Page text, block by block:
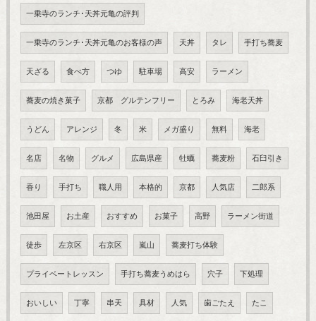
一乗寺のランチ･天丼元亀の評判
一乗寺のランチ･天丼元亀のお客様の声 天丼 タレ 手打ち蕎麦
天ざる 食べ方 つゆ 駐車場 高安 ラーメン
蕎麦の焼き菓子 京都 グルテンフリー とろみ 海老天丼
うどん アレンジ 冬 米 メガ盛り 無料 海老
名店 名物 グルメ 広島県産 牡蠣 蕎麦粉 石臼引き
香り 手打ち 職人用 本格的 京都 人気店 二郎系
池田屋 お土産 おすすめ お菓子 高野 ラーメン街道
徒歩 左京区 右京区 嵐山 蕎麦打ち体験
プライベートレッスン 手打ち蕎麦うめはら 穴子 下処理
おいしい 丁寧 串天 具材 人気 歯ごたえ たこ